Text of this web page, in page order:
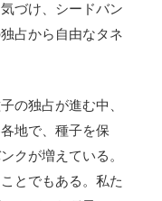
づけ、シードバン
占から自由なタネ
の独占が進む中、
地で、種子を保
クが増えている。
とでもある。私た